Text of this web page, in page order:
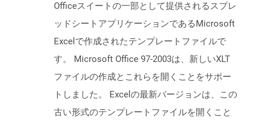
Officeスイートの一部として提供されるスプレ
ッドシートアプリケーションであるMicrosoft
Excelで作成されたテンプレートファイルで
す。 Microsoft Office 97-2003は、新しいXLT
ファイルの作成とこれらを開くことをサポー
トしました。 Excelの最新バージョンは、この
古い形式のテンプレートファイルを開くこと